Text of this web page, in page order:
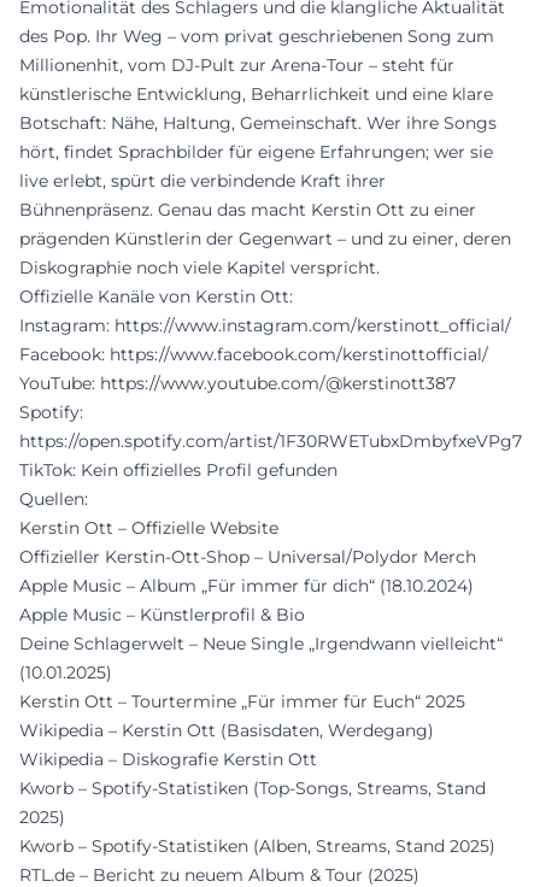
Emotionalität des Schlagers und die klangliche Aktualität
des Pop. Ihr Weg – vom privat geschriebenen Song zum
Millionenhit, vom DJ-Pult zur Arena-Tour – steht für
künstlerische Entwicklung, Beharrlichkeit und eine klare
Botschaft: Nähe, Haltung, Gemeinschaft. Wer ihre Songs
hört, findet Sprachbilder für eigene Erfahrungen; wer sie
live erlebt, spürt die verbindende Kraft ihrer
Bühnenpräsenz. Genau das macht Kerstin Ott zu einer
prägenden Künstlerin der Gegenwart – und zu einer, deren
Diskographie noch viele Kapitel verspricht.
Offizielle Kanäle von Kerstin Ott:
Instagram: https://www.instagram.com/kerstinott_official/
Facebook: https://www.facebook.com/kerstinottofficial/
YouTube: https://www.youtube.com/@kerstinott387
Spotify:
https://open.spotify.com/artist/1F30RWETubxDmbyfxeVPg7
TikTok: Kein offizielles Profil gefunden
Quellen:
Kerstin Ott – Offizielle Website
Offizieller Kerstin-Ott-Shop – Universal/Polydor Merch
Apple Music – Album „Für immer für dich“ (18.10.2024)
Apple Music – Künstlerprofil & Bio
Deine Schlagerwelt – Neue Single „Irgendwann vielleicht“
(10.01.2025)
Kerstin Ott – Tourtermine „Für immer für Euch“ 2025
Wikipedia – Kerstin Ott (Basisdaten, Werdegang)
Wikipedia – Diskografie Kerstin Ott
Kworb – Spotify-Statistiken (Top-Songs, Streams, Stand
2025)
Kworb – Spotify-Statistiken (Alben, Streams, Stand 2025)
RTL.de – Bericht zu neuem Album & Tour (2025)